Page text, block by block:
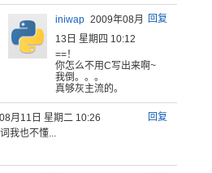
回复
iniwap 2009年08月
13日 星期四 10:12
==！
你怎么不用C写出来啊~
我倒。。 。
真够灰主流的。
回复
月11日 星期二 10:26
我也不懂...